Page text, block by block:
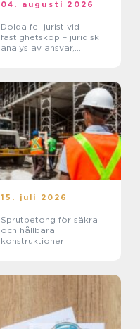
04. augusti 2026
Dolda fel-jurist vid
fastighetsköp – juridisk
analys av ansvar,
15. juli 2026
Sprutbetong för säkra
och hållbara
konstruktioner